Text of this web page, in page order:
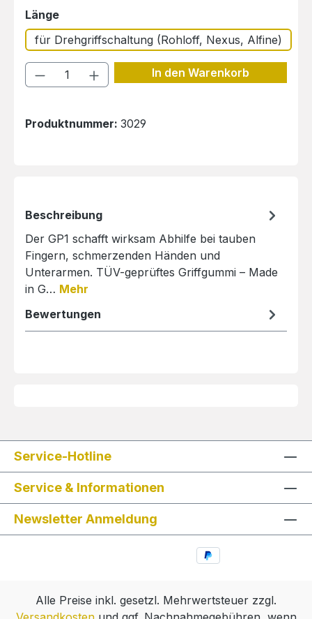
Längeauswählen
für Drehgriffschaltung (Rohloff, Nexus, Alfine)
Produkt Anzahl: Gib den
In den Warenkorb
Produktnummer: 3029
Beschreibung
Der GP1 schafft wirksam Abhilfe bei tauben
Fingern, schmerzenden Händen und
Unterarmen. TÜV-geprüftes Griffgummi – Made
in G… Mehr
Bewertungen
Service-Hotline
Service & Informationen
Newsletter Anmeldung
Alle Preise inkl. gesetzl. Mehrwertsteuer zzgl.